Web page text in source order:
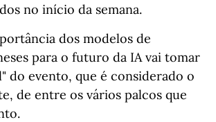
no início da semana.
dos modelos de
para o futuro da IA vai tomar
do evento, que é considerado o
de entre os vários palcos que